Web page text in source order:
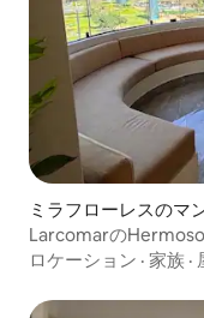
ミラフローレスのマ
Larcomarの
ド付き）
ロケーション · 家族 ·